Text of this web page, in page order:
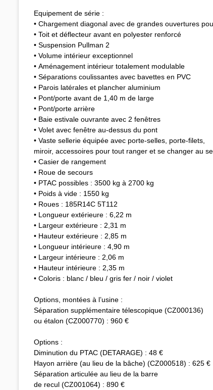
Equipement de série :
• Chargement diagonal avec de grandes ouvertures
• Toit et déflecteur avant en polyester renforcé
• Suspension Pullman 2
• Volume intérieur exceptionnel
• Aménagement intérieur totalement modulable
• Séparations coulissantes avec bavettes en PVC
• Parois latérales et plancher aluminium
• Pont/porte avant de 1,40 m de large
• Pont/porte arrière
• Baie estivale ouvrante avec 2 fenêtres
• Volet avec fenêtre au-dessus du pont
• Vaste sellerie équipée avec porte-selles, porte-filets,
miroir, accessoires pour tout ranger et se changer au
• Casier de rangement
• Roue de secours
• PTAC possibles : 3500 kg à 2700 kg
• Poids à vide : 1550 kg
• Roues : 185R14C 5T112
• Longueur extérieure : 6,22 m
• Largeur extérieure : 2,31 m
• Hauteur extérieure : 2,85 m
• Longueur intérieure : 4,90 m
• Largeur intérieure : 2,06 m
• Hauteur intérieure : 2,35 m
• Coloris : blanc / bleu / gris fer / noir / violet
Options, montées à l’usine :
Séparation supplémentaire télescopique (CZ000136)
ou étalon (CZ000770) : 960 €
Options :
Diminution du PTAC (DETARAGE) : 48 €
Hayon arrière (au lieu de la bâche) (CZ000518) : 625 €
Séparation articulée au lieu de la barre
de recul (CZ001064) : 890 €